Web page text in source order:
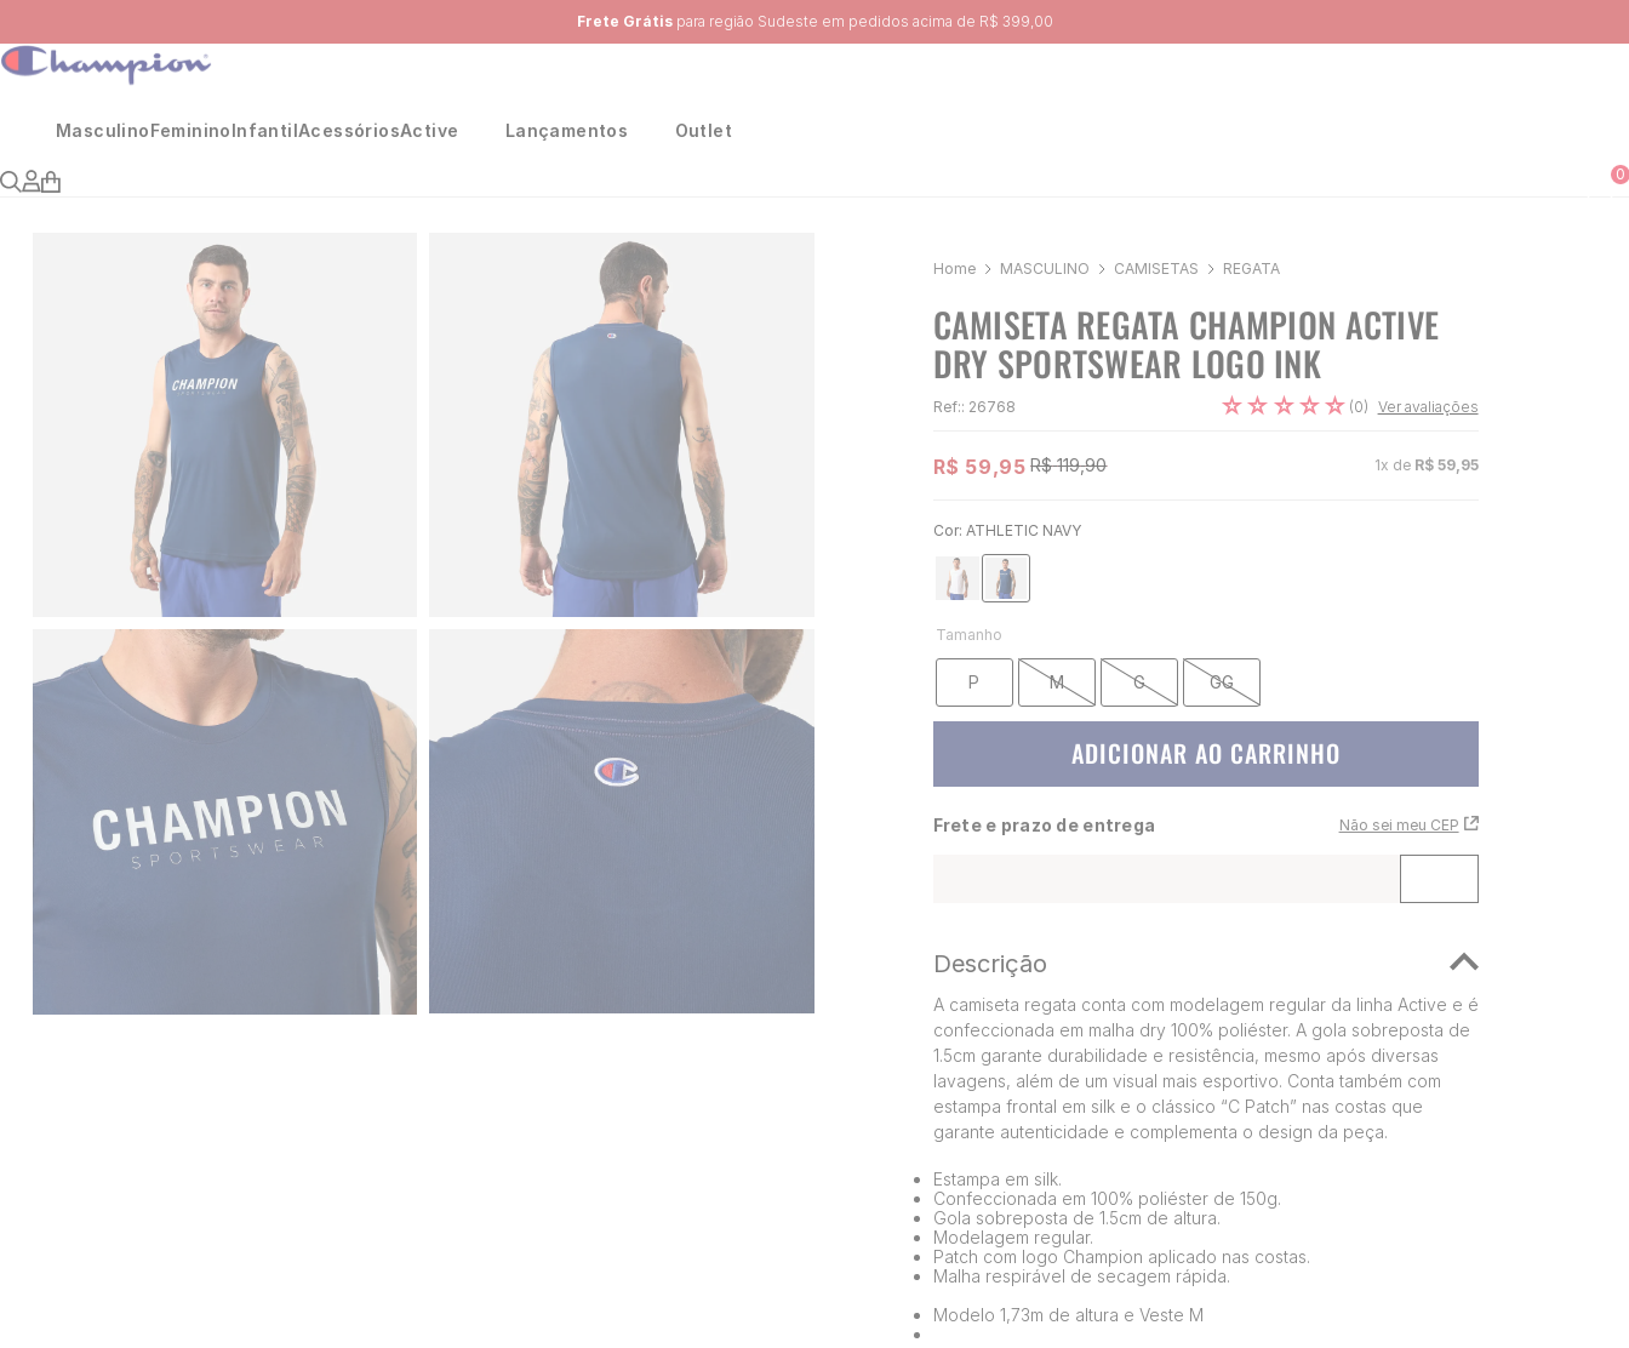
Ganhe 10% na primeira compra, utilizando o cupom: PRIMEIRA10
MasculinoFemininoInfantilAcessóriosActive Lançamentos Outlet
0
MASCULINO CAMISETAS REGATA
CAMISETA REGATA CHAMPION ACTIVE
DRY SPORTSWEAR LOGO INK
Ref:: 26768 ☆☆ ☆☆☆ (0) Ver avaliações
R$ 59,95 R$ 119,90 1x de R$ 59, 95
Cor: ATHLETIC NAVY
Tamanho
P M G GG
ADICIONAR AO CARRINHO
Frete e prazo de entrega Não sei meu CEP
Descrição
A camiseta regata conta com modelagem regular da linha Active e é
confeccionada em malha dry 100% poliéster. A gola sobreposta de
1.5cm garante durabilidade e resistência, mesmo após diversas
lavagens, além de um visual mais esportivo. Conta também com
estampa frontal em silk e o clássico “C Patch” nas costas que
garante autenticidade e complementa o design da peça.
Estampa em silk.
Confeccionada em 100% poliéster de 150g.
Gola sobreposta de 1.5cm de altura.
Modelagem regular.
Patch com logo Champion aplicado nas costas.
Malha respirável de secagem rápida.
Modelo 1,73m de altura e Veste M